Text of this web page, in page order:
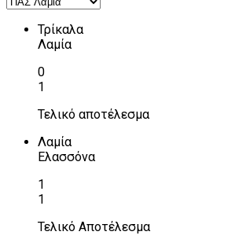
Τρίκαλα
Λαμία
0
1
Τελικό αποτέλεσμα
Λαμία
Ελασσόνα
1
1
Τελικό Αποτέλεσμα